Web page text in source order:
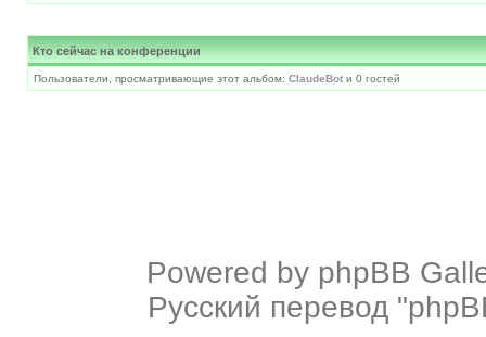
Кто сейчас на конференции
Пользователи, просматривающие этот альбом: ClaudeBot и 0 гостей
Powered by phpBB
Русский перевод